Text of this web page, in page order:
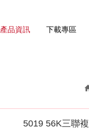
產品資訊 下載專區
5019 56K三聯